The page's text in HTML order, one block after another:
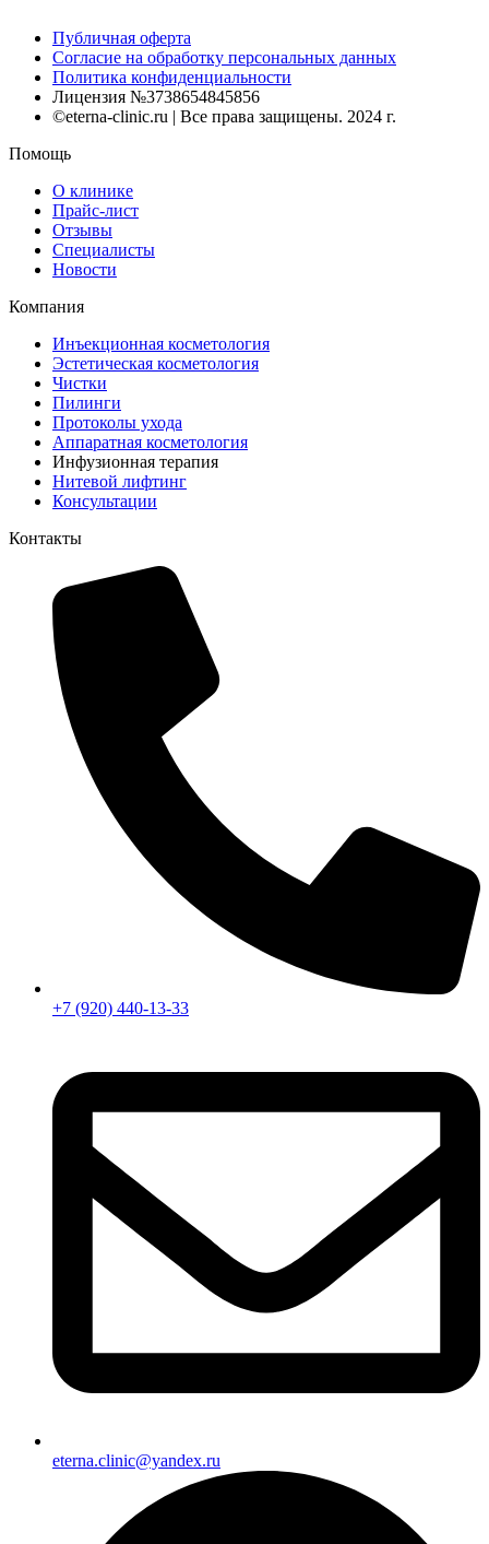
Публичная оферта
Согласие на обработку персональных данных
Политика конфиденциальности
Лицензия №3738654845856
©eterna-clinic.ru | Все права защищены. 2024 г.
Помощь
О клинике
Прайс-лист
Отзывы
Специалисты
Новости
Компания
Инъекционная косметология
Эстетическая косметология
Чистки
Пилинги
Протоколы ухода
Аппаратная косметология
Инфузионная терапия
Нитевой лифтинг
Консультации
Контакты
+7 (920) 440-13-33
eterna.clinic@yandex.ru